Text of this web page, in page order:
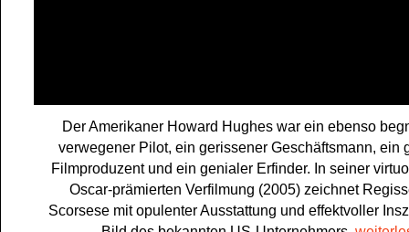
Der Amerikaner Howard Hughes war ein ebenso
verwegener Pilot, ein gerissener Geschäftsmann, ein
Filmproduzent und ein genialer Erfinder. In seiner
Oscar-prämierten Verfilmung (2005) zeichnet
Scorsese mit opulenter Ausstattung und effektvoller